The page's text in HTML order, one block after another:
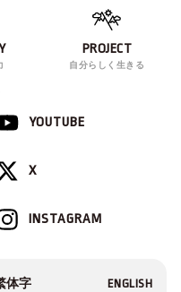
PROJECT
自分らしく生きる
YOUTUBE
X
INSTAGRAM